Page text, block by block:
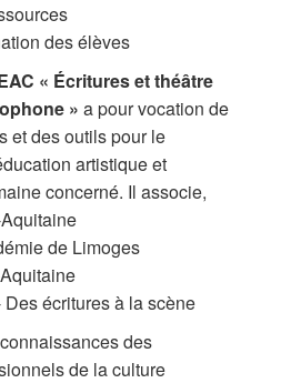
des élèves
« Écritures et théâtre
» a pour vocation de
et des outils pour le
artistique et
concerné. Il associe,
de Limoges
écritures à la scène
des
de la culture